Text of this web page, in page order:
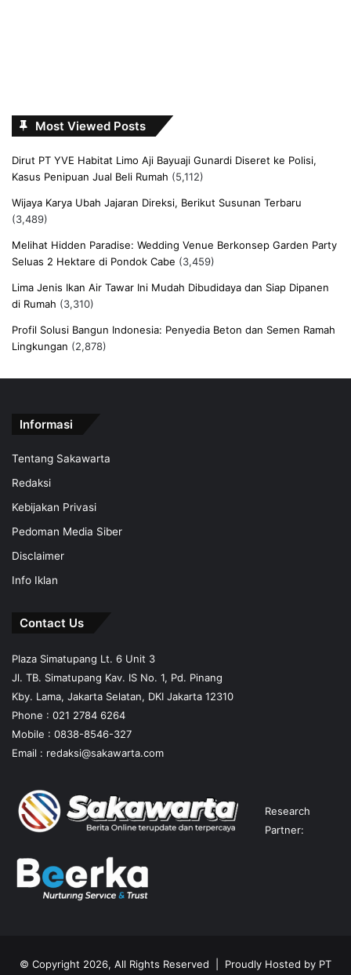
Most Viewed Posts
Dirut PT YVE Habitat Limo Aji Bayuaji Gunardi Diseret ke Polisi,
Kasus Penipuan Jual Beli Rumah (5,112)
Wijaya Karya Ubah Jajaran Direksi, Berikut Susunan Terbaru
(3,489)
Melihat Hidden Paradise: Wedding Venue Berkonsep Garden Party
Seluas 2 Hektare di Pondok Cabe (3,459)
Lima Jenis Ikan Air Tawar Ini Mudah Dibudidaya dan Siap Dipanen
di Rumah (3,310)
Profil Solusi Bangun Indonesia: Penyedia Beton dan Semen Ramah
Lingkungan (2,878)
Informasi
Tentang Sakawarta
Redaksi
Kebijakan Privasi
Pedoman Media Siber
Disclaimer
Info Iklan
Contact Us
Plaza Simatupang Lt. 6 Unit 3
Jl. TB. Simatupang Kav. IS No. 1, Pd. Pinang
Kby. Lama, Jakarta Selatan, DKI Jakarta 12310
Phone : 021 2784 6264
Mobile : 0838-8546-327
Email : redaksi@sakawarta.com
Research
Partner:
© Copyright 2026, All Rights Reserved | Proudly Hosted by PT